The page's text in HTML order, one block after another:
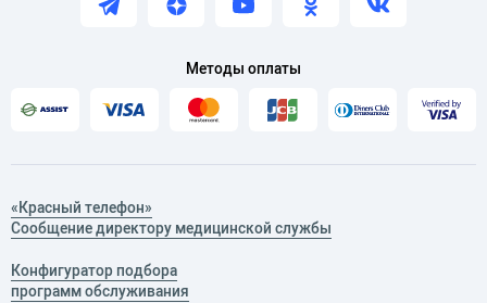
Методы оплаты
«Красный телефон»
Сообщение директору медицинской службы
Конфигуратор подбора
программ обслуживания